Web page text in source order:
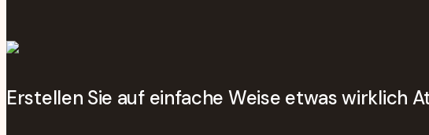
Erstellen Sie auf einfache Weise etwas wirklich